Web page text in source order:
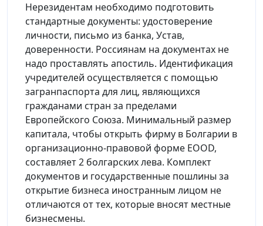
Нерезидентам необходимо подготовить
стандартные документы: удостоверение
личности, письмо из банка, Устав,
доверенности. Россиянам на документах не
надо проставлять апостиль. Идентификация
учредителей осуществляется с помощью
загранпаспорта для лиц, являющихся
гражданами стран за пределами
Европейского Союза. Минимальный размер
капитала, чтобы открыть фирму в Болгарии в
организационно-правовой форме EOOD,
составляет 2 болгарских лева. Комплект
документов и государственные пошлины за
открытие бизнеса иностранным лицом не
отличаются от тех, которые вносят местные
бизнесмены.